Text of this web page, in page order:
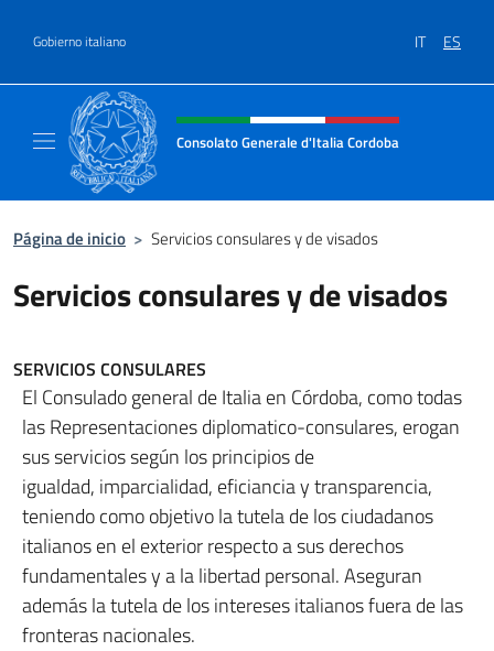
Gobierno italiano IT ES
Encabezado del sitio web,
Consolato Generale d'Italia Cordoba
Página de inicio > Servicios consulares y de visados
Servicios consulares y de visados
SERVICIOS CONSULARES
El Consulado general de Italia en Córdoba, como todas
las Representaciones diplomatico-consulares, erogan
sus servicios según los principios de
igualdad, imparcialidad, eficiancia y transparencia,
teniendo como objetivo la tutela de los ciudadanos
italianos en el exterior respecto a sus derechos
fundamentales y a la libertad personal. Aseguran
además la tutela de los intereses italianos fuera de las
fronteras nacionales.